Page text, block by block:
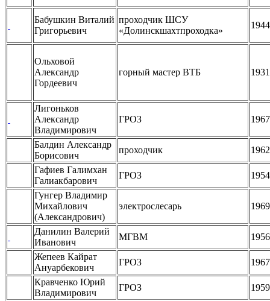
Бабушкин Виталий
Григорьевич
проходчик ШСУ
«Долинскшахтпроходка»
1944
Ольховой
Александр
Гордеевич
горный мастер ВТБ 1931
Лигоньков
Александр
Владимирович
ГРОЗ 1967
Балдин Александр
Борисович
проходчик
1962
Гафиев Галимхан
Галиакбарович
ГРОЗ
1954
Гунгер Владимир
Михайлович
(Александрович)
электрослесарь 1969
Данилин Валерий
Иванович
МГВМ
1956
Жепеев Кайрат
Ануарбекович
ГРОЗ
1967
Кравченко Юрий
Владимирович
ГРОЗ
1959